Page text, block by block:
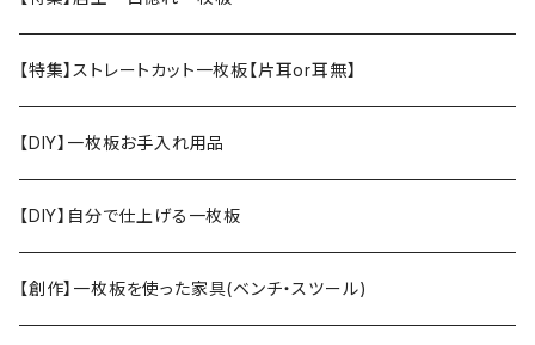
【特集】ストレートカット一枚板【片耳or耳無】
【DIY】一枚板お手入れ用品
【DIY】自分で仕上げる一枚板
【創作】一枚板を使った家具(ベンチ・スツール)